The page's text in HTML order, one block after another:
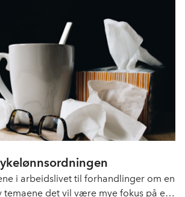
i arbeidslivet til forhandlinger om en
temaene det vil være mye fokus på er